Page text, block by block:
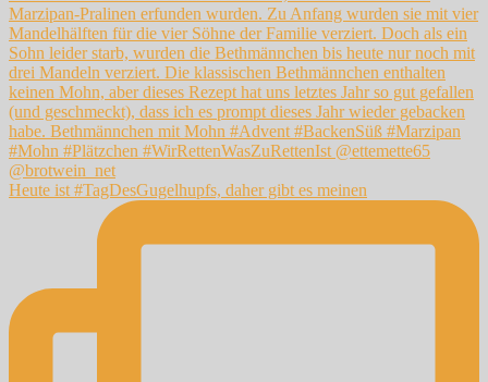
Heute ist #TagDesGugelhupfs, daher gibt es meinen